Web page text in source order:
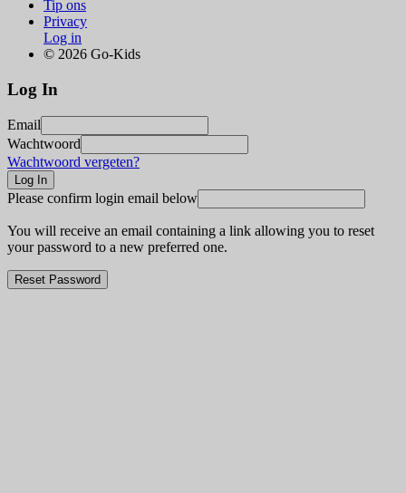
Tip ons
Privacy
Log in
© 2026 Go-Kids
Log In
Email
Wachtwoord
Wachtwoord vergeten?
Please confirm login email below
You will receive an email containing a link allowing you to reset
your password to a new preferred one.